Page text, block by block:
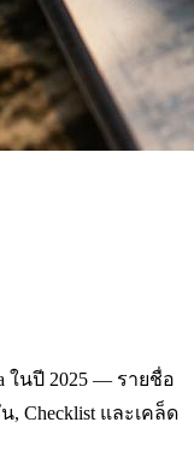
ในปี 2025 — รายชื่อ
, Checklist และเคล็ด